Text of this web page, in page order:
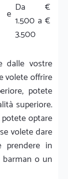
e Da €
1.500 a €
3.500
dalle vostre
volete offrire
potete
superiore.
optare
volete dare
prendere in
o un